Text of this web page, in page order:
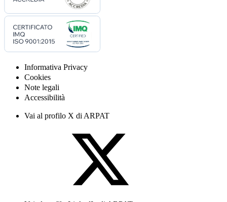
Informativa Privacy
Cookies
Note legali
Accessibilità
Vai al profilo X di ARPAT